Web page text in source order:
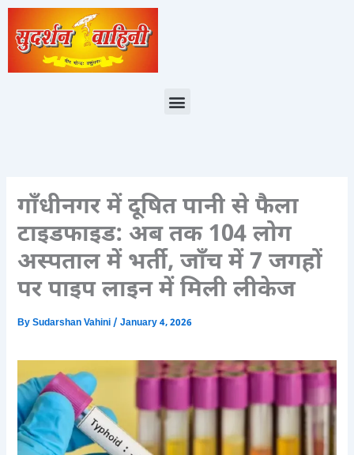
Skip
content
Menu
गाँधीनगर में दूषित पानी से फैला
टाइडफाइड: अब तक 104 लोग
अस्पताल में भर्ती, जाँच में 7 जगहों
पर पाइप लाइन में मिली लीकेज
BySudarshan Vahini/January 4, 2026